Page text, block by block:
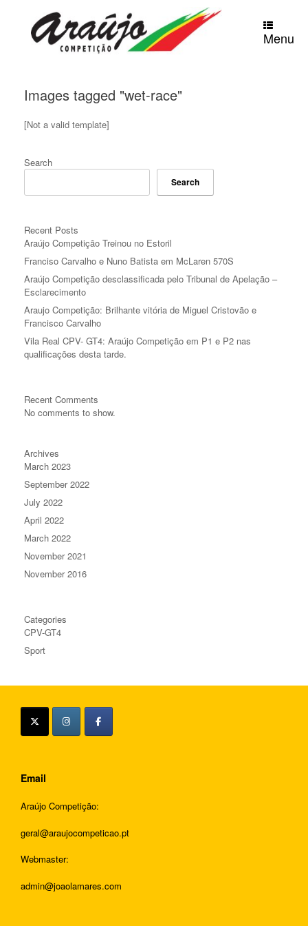
Menu
Images tagged "wet-race"
[Not a valid template]
Search
Search
Recent Posts
Araújo Competição Treinou no Estoril
Franciso Carvalho e Nuno Batista em McLaren 570S
Araújo Competição desclassificada pelo Tribunal de Apelação –
Esclarecimento
Araujo Competição: Brilhante vitória de Miguel Cristovão e
Francisco Carvalho
Vila Real CPV- GT4: Araújo Competição em P1 e P2 nas
qualificações desta tarde.
Recent Comments
No comments to show.
Archives
March 2023
September 2022
July 2022
April 2022
March 2022
November 2021
November 2016
Categories
CPV-GT4
Sport
Email
Araújo Competição:
geral@araujocompeticao.pt
Webmaster:
admin@joaolamares.com